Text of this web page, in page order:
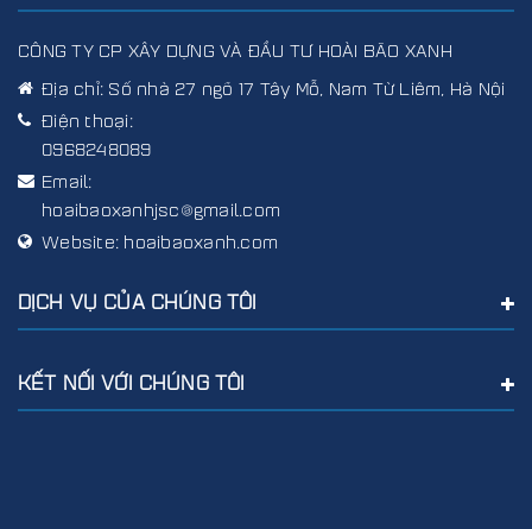
CÔNG TY CP XÂY DỰNG VÀ ĐẦU TƯ HOÀI BÃO XANH
Địa chỉ: Số nhà 27 ngõ 17 Tây Mỗ, Nam Từ Liêm, Hà Nội
Điện thoại:
0968248089
Email:
hoaibaoxanhjsc@gmail.com
Website: hoaibaoxanh.com
DỊCH VỤ CỦA CHÚNG TÔI
KẾT NỐI VỚI CHÚNG TÔI